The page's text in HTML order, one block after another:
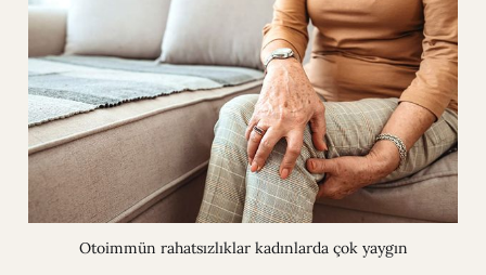
Otoimmün rahatsızlıklar kadınlarda çok yaygın